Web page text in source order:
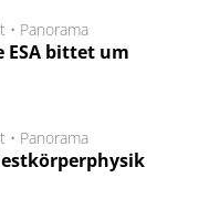
• Panorama
ESA bittet um
• Panorama